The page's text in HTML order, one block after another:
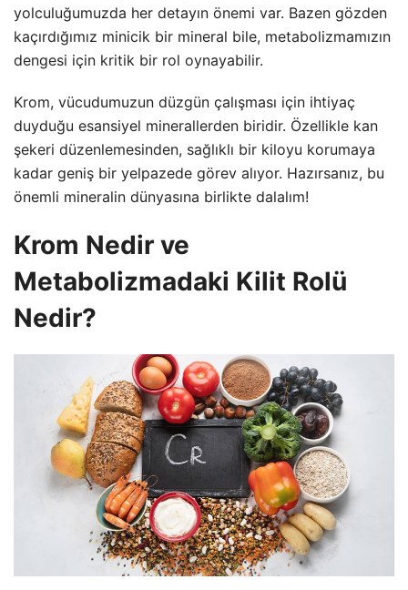
yolculuğumuzda her detayın önemi var. Bazen gözden
kaçırdığımız minicik bir mineral bile, metabolizmamızın
dengesi için kritik bir rol oynayabilir.
Krom, vücudumuzun düzgün çalışması için ihtiyaç
duyduğu esansiyel minerallerden biridir. Özellikle kan
şekeri düzenlemesinden, sağlıklı bir kiloyu korumaya
kadar geniş bir yelpazede görev alıyor. Hazırsanız, bu
önemli mineralin dünyasına birlikte dalalım!
Krom Nedir ve
Metabolizmadaki Kilit Rolü
Nedir?